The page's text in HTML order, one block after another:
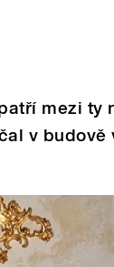
mezi ty
v budově